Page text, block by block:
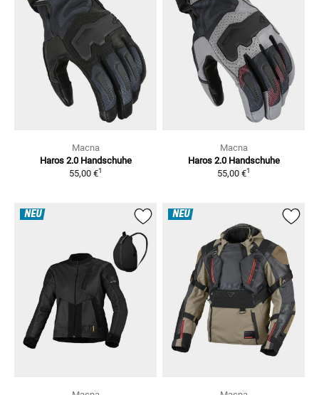
Macna
Haros 2.0 Handschuhe
55,00 €1
Macna
Haros 2.0 Handschuhe
55,00 €1
NEU NEU